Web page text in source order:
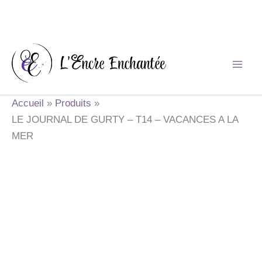
contenu
Accueil
Produits
LE JOURNAL DE GURTY – T14 – VACANCES A LA
MER